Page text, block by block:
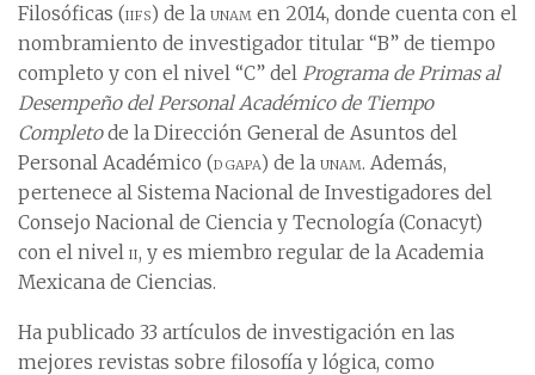
Filosóficas (iifs) de la unam en 2014, donde cuenta con el
nombramiento de investigador titular “B” de tiempo
completo y con el nivel “C” del Programa de Primas al
Desempeño del Personal Académico de Tiempo
Completode la Dirección General de Asuntos del
Personal Académico (dgapa) de la unam. Además,
pertenece al Sistema Nacional de Investigadores del
Consejo Nacional de Ciencia y Tecnología (Conacyt)
con el nivel ii, y es miembro regular de la Academia
Mexicana de Ciencias.
Ha publicado 33 artículos de investigación en las
mejores revistas sobre filosofía y lógica, como